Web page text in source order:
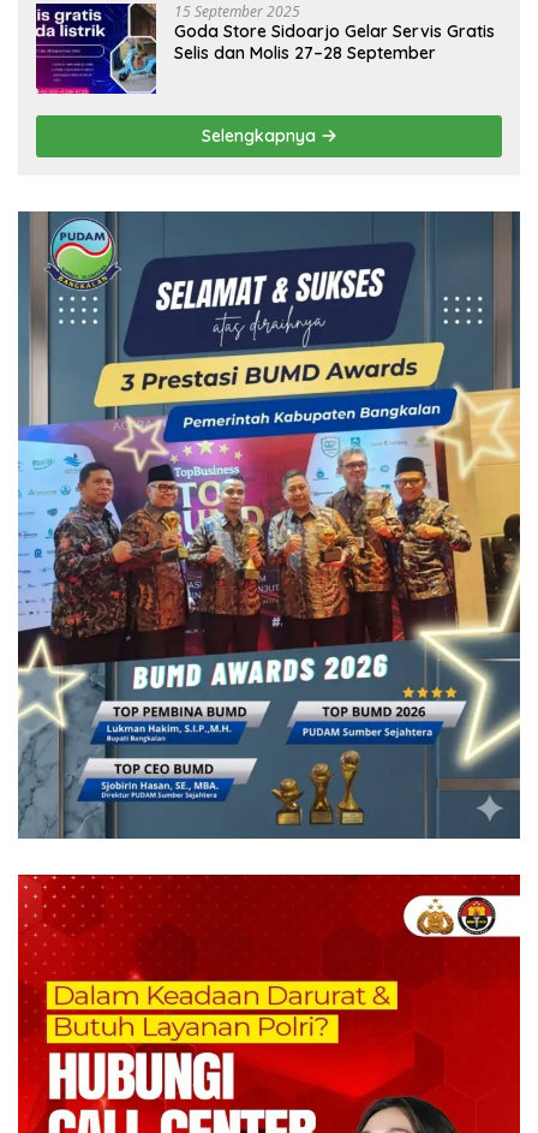
15 September 2025
Goda Store Sidoarjo Gelar Servis Gratis
Selis dan Molis 27–28 September
Selengkapnya